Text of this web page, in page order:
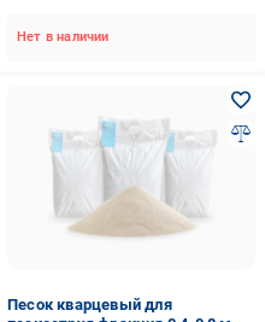
Нет в наличии
Песок кварцевый для